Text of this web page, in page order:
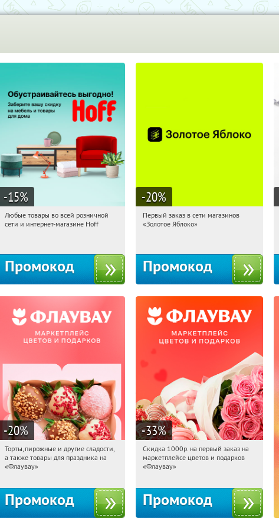
-15%
20:35:08 Получили:
Любые товары во всей розничной
сети и интернет-магазине Hoff
Промокод
-20%
20:35:08
Получи первым!
Первый заказ в сети магазинов
«Золотое Яблоко»
Промокод
-20%
20:35:08 Получили:
Россия
Торты, пирожные и другие сладости,
а также товары для праздника на
«Флаувау»
Промокод
-33%
20:35:08 Получили:
Россия
Скидка 1000р. на первый заказ на
маркетплейсе цветов и подарков
«Флаувау»
Промокод